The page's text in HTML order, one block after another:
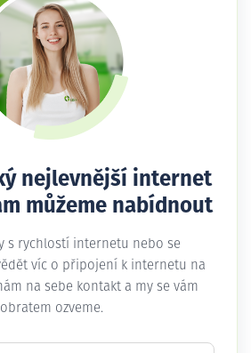
nejlevnější internet
můžeme nabídnout
s rychlostí internetu nebo se
víc o připojení k internetu na
na sebe kontakt a my se vám
obratem ozveme.